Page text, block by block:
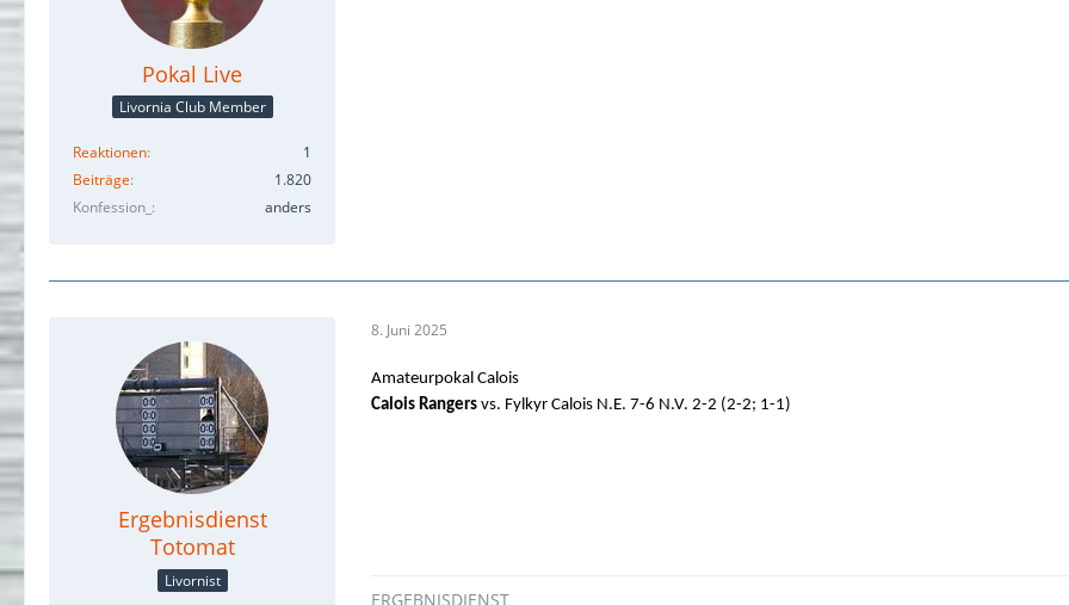
Pokal Live
Livornia Club Member
Reaktionen
1
Beiträge
1.820
Konfession_
anders
Ergebnisdienst
Totomat
Livornist
8. Juni 2025
Amateurpokal Calois
Calois Rangers vs. Fylkyr Calois N.E. 7-6 N.V. 2-2 (2-2; 1-1)
ERGEBNISDIENST